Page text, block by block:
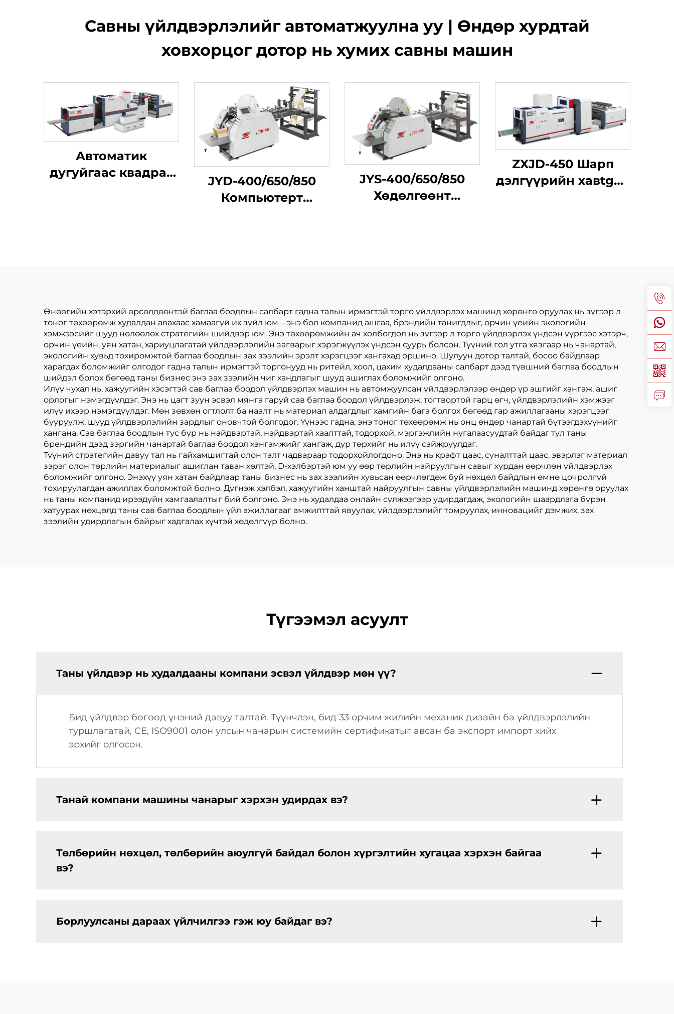
Савны үйлдвэрлэлийг автоматжуулна уу | Өндөр хурдтай
ховхорцог дотор нь хумих савны машин
Автоматик
дугуйгаас квадрат
JYD-400/650/850
Компьютерт
JYS-400/650/850
Хөдөлгөөнт
ZXJD-450 Шарп
дэлгүүрийн хавtgай
Өнөөгийн хэтэрхий өрсөлдөөнтэй баглаа боодлын салбарт гадна талын ирмэгтэй торго үйлдвэрлэх машинд хөрөнгө оруулах нь зүгээр л
тоног төхөөрөмж худалдан авахаас хамаагүй их зүйл юм—энэ бол компанид ашгаа, брэндийн танигдлыг, орчин үеийн экологийн
хэмжээсийг шууд нөлөөлөх стратегийн шийдвэр юм. Энэ төхөөрөмжийн ач холбогдол нь зүгээр л торго үйлдвэрлэх үндсэн үүргээс хэтэрч,
орчин үеийн, уян хатан, хариуцлагатай үйлдвэрлэлийн загварыг хэрэгжүүлэх үндсэн суурь болсон. Түүний гол утга хязгаар нь чанартай,
экологийн хувьд тохиромжтой баглаа боодлын зах зээлийн эрэлт хэрэгцээг хангахад оршино. Шулуун дотор талтай, босоо байдлаар
харагдах боломжийг олгодог гадна талын ирмэгтэй торгонууд нь ритейл, хоол, цахим худалдааны салбарт дээд түвшний баглаа боодлын
шийдэл болох бөгөөд таны бизнес энэ зах зээлийн чиг хандлагыг шууд ашиглах боломжийг олгоно.
Илүү чухал нь, хажуугийн хэсэгтэй сав баглаа боодол үйлдвэрлэх машин нь автомжуулсан үйлдвэрлэлээр өндөр үр ашгийг хангаж, ашиг
орлогыг нэмэгдүүлдэг. Энэ нь цагт зуун эсвэл мянга гаруй сав баглаа боодол үйлдвэрлэж, тогтвортой гарц өгч, үйлдвэрлэлийн хэмжээг
илүү ихээр нэмэгдүүлдэг. Мөн зөвхөн огтлолт ба наалт нь материал алдагдлыг хамгийн бага болгох бөгөөд гар ажиллагааны хэрэгцээг
бууруулж, шууд үйлдвэрлэлийн зардлыг оновчтой болгодог. Үүнээс гадна, энэ тоног төхөөрөмж нь онц өндөр чанартай бүтээгдэхүүнийг
хангана. Сав баглаа боодлын тус бүр нь найдвартай, найдвартай хаалттай, тодорхой, мэргэжлийн нугалаасуудтай байдаг тул таны
брендийн дээд зэргийн чанартай баглаа боодол хангамжийг хангаж, дүр төрхийг нь илүү сайжруулдаг.
Түүний стратегийн давуу тал нь гайхамшигтай олон талт чадвараар тодорхойлогдоно. Энэ нь крафт цаас, суналттай цаас, эвэрлэг материал
зэрэг олон төрлийн материалыг ашиглан таван хөлтэй, D-хэлбэртэй юм уу өөр төрлийн найруулгын савыг хурдан өөрчлөн үйлдвэрлэх
боломжийг олгоно. Энэхүү уян хатан байдлаар таны бизнес нь зах зээлийн хувьсан өөрчлөгдөж буй нөхцөл байдлын өмнө цочролгүй
тохируулагдан ажиллах боломжтой болно. Дүгнэж хэлбэл, хажуугийн ханштай найруулгын савны үйлдвэрлэлийн машинд хөрөнгө оруулах
нь таны компанид ирээдүйн хамгаалалтыг бий болгоно. Энэ нь худалдаа онлайн сүлжээгээр удирдагдаж, экологийн шаардлага бүрэн
хатуурах нөхцөлд таны сав баглаа боодлын үйл ажиллагааг амжилттай явуулах, үйлдвэрлэлийг томруулах, инновацийг дэмжих, зах
зээлийн удирдлагын байрыг хадгалах хүчтэй хөдөлгүүр болно.
Түгээмэл асуулт
Таны үйлдвэр нь худалдааны компани эсвэл үйлдвэр мөн үү?
Бид үйлдвэр бөгөөд үнэний давуу талтай. Түүнчлэн, бид 33 орчим жилийн механик дизайн ба үйлдвэрлэлийн
туршлагатай, CE, ISO9001 олон улсын чанарын системийн сертификатыг авсан ба экспорт импорт хийх
эрхийг олгосон.
Танай компани машины чанарыг хэрхэн удирдах вэ?
Төлбөрийн нөхцөл, төлбөрийн аюулгүй байдал болон хүргэлтийн хугацаа хэрхэн байгаа
вэ?
Борлуулсаны дараах үйлчилгээ гэж юу байдаг вэ?